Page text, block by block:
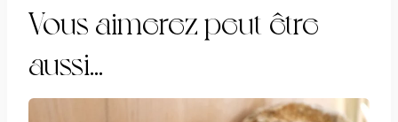
Vous aimerez peut-être
aussi…